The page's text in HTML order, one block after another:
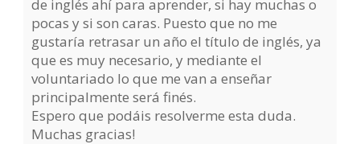
de inglés ahí para aprender, si hay muchas o
pocas y si son caras. Puesto que no me
gustaría retrasar un año el título de inglés, ya
que es muy necesario, y mediante el
voluntariado lo que me van a enseñar
principalmente será finés.
Espero que podáis resolverme esta duda.
Muchas gracias!